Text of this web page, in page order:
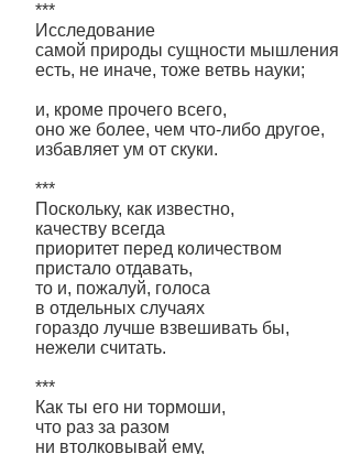
***
Исследование
самой природы сущности мышления
есть, не иначе, тоже ветвь науки;
и, кроме прочего всего,
оно же более, чем что-либо другое,
избавляет ум от скуки.
***
Поскольку, как известно,
качеству всегда
приоритет перед количеством
пристало отдавать,
то и, пожалуй, голоса
в отдельных случаях
гораздо лучше взвешивать бы,
нежели считать.
***
Как ты его ни тормоши,
что раз за разом
ни втолковывай ему,